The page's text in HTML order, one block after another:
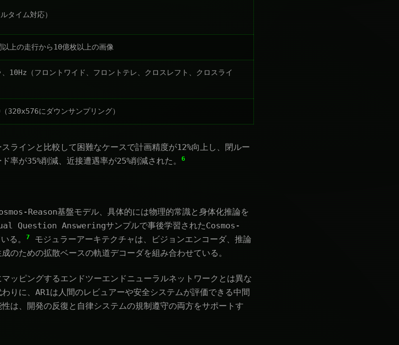
タイム対応）
上の走行から10億枚以上の画像
10Hz（フロントワイド、フロントテレ、クロスレフト、クロスライ
320x576にダウンサンプリング）
ラインと比較して困難なケースで計画精度が12%向上し、閉ルー
率が35%削減、近接遭遇率が25%削減された。
6
Reason基盤モデル、具体的には物理的常識と身体化推論を
Question Answeringサンプルで事後学習されたCosmos-
る。
7
モジュラーアーキテクチャは、ビジョンエンコーダ、推論
のための拡散ベースの軌道デコーダを組み合わせている。
ッピングするエンドツーエンドニューラルネットワークとは異な
りに、AR1は人間のレビュアーや安全システムが評価できる中間
は、開発の反復と自律システムの規制遵守の両方をサポートす